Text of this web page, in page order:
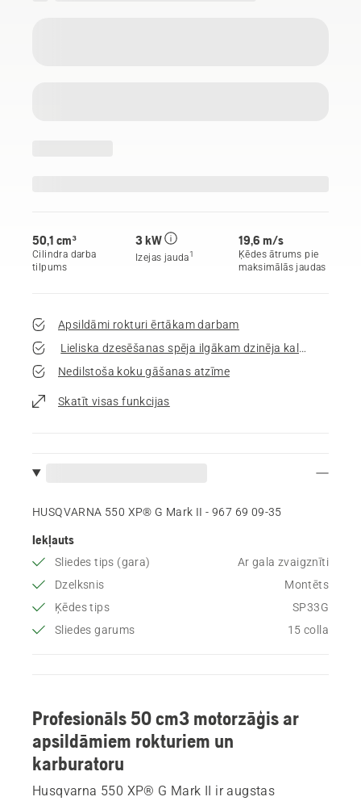
50,1 сm³
Cilindra darba
tilpums
3 kW
Izejas jauda1
19,6 m/s
Ķēdes ātrums pie
maksimālās jaudas
Apsildāmi rokturi ērtākam darbam
Lieliska dzesēšanas spēja ilgākam dzinēja kalpošanas
Nedilstoša koku gāšanas atzīme
Skatīt visas funkcijas
HUSQVARNA 550 XP® G Mark II - 967 69 09‑35
Iekļauts
Sliedes tips (gara)
Ar gala zvaigznīti
Dzelksnis
Montēts
Ķēdes tips
SP33G
Sliedes garums
15 colla
Profesionāls 50 cm3 motorzāģis ar
apsildāmiem rokturiem un
karburatoru
Husqvarna 550 XP® G Mark II ir augstas